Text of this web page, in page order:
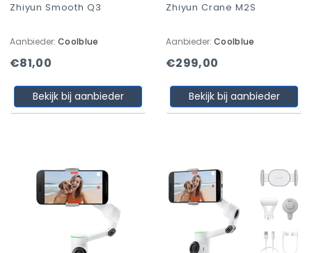
Zhiyun Smooth Q3
Aanbieder: Coolblue
€81,00
Bekijk bij aanbieder
Zhiyun Crane M2S
Aanbieder: Coolblue
€299,00
Bekijk bij aanbieder